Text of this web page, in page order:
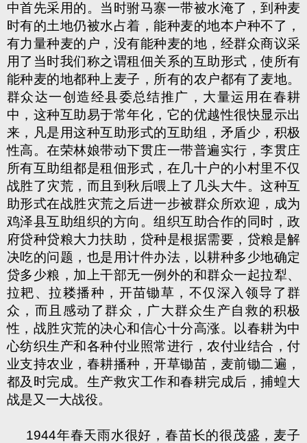
中首先采用的。当时驸马寨一带被水淹了，到种麦
时有的土地仍被水占着，能种麦的地本户种不了，
有力量种麦的户，没有能种麦的地，经群众商议采
用了当时我们称之谓租佃关系的互助形式，使所有
能种麦的地都种上麦子，所有的农户都有了麦地。
群众达一创造经县委总结推广，大量运用在春耕
中，这种互助易于常年化，它的优越性很快显示出
来，凡是用这种互助形式的互助组，矛盾少，积极
性高。在荣林娘带动下贯庄一带普遍实行，李贯庄
所有互助组都是租佃形式，在几十户的小村里不仅
战胜了灾荒，而且到秋后喂上了几头大牛。这种互
助形式在战胜灾荒之后进一步被群众所欢迎，成为
鸡泽县互助组织的方向。组织互助合作的同时，政
府贷种贷粮大力扶助，贷种是根据需要，贷粮是解
决吃的问题，也是用计件办法，以耕种多少地确定
贷多少粮，加上干部无一例外的和群众一起拉犁、
拉耙、拉耧播种，开苗锄草，不仅深入领导了群
众，而且感动了群众，广大群众生产自救的积极
性，战胜灾荒的决心和信心十分高涨。以春耕为中
心纺织生产和各种付业照常进行，农付业结合，付
业支持农业，春耕播种，开草锄苗，麦前锄二遍，
都及时完成。生产救灾工作和春耕完成后，捕蝗大
战是又一大战役。
1944年春天雨水很好，春苗长的很茂盛，麦子